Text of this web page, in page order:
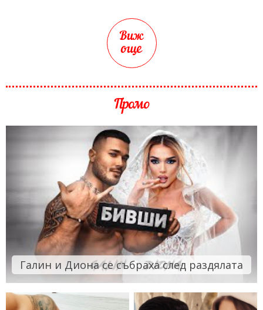
Виж
още
Промо
Галин и Диона се събраха след раздялата